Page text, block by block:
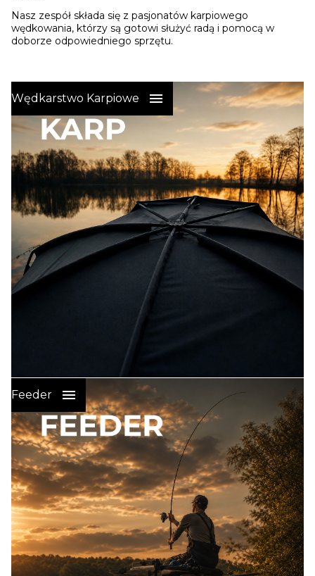
Nasz zespół składa się z pasjonatów karpiowego
wędkowania, którzy są gotowi służyć radą i pomocą w
doborze odpowiedniego sprzętu.
Wędkarstwo Karpiowe
Wędkarstwo Karpiowe
PRZYNĘTY I ZANĘTY NA KARPIA
SPRZĘT KARPIOWY
ELEKTRONIKA WEDKARSKA
ŻYŁKI I PLECIONKI GŁÓWNE
PLECIONKI LEADERY STRZAŁÓWKI
HAKI KARPIOWE
GOTOWE PRZYPONY KARPIOWE
Feeder